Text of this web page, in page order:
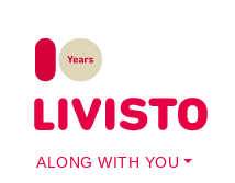
ALONG WITH YOU